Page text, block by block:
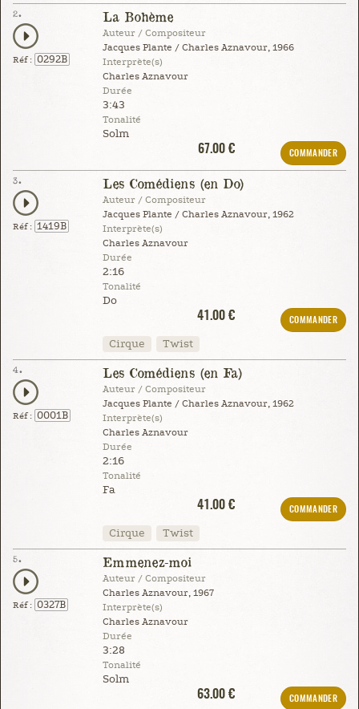
2.
Réf : 0292B
La Bohème
Auteur / Compositeur
Jacques Plante / Charles Aznavour, 1966
Interprète(s)
Charles Aznavour
Durée
3:43
Tonalité
Solm
67.00 €
COMMANDER
3.
Réf : 1419B
Les Comédiens (en Do)
Auteur / Compositeur
Jacques Plante / Charles Aznavour, 1962
Interprète(s)
Charles Aznavour
Durée
2:16
Tonalité
Do
41.00 €
COMMANDER
Cirque Twist
4.
Réf : 0001B
Les Comédiens (en Fa)
Auteur / Compositeur
Jacques Plante / Charles Aznavour, 1962
Interprète(s)
Charles Aznavour
Durée
2:16
Tonalité
Fa
41.00 €
COMMANDER
Cirque Twist
5.
Réf : 0327B
Emmenez-moi
Auteur / Compositeur
Charles Aznavour, 1967
Interprète(s)
Charles Aznavour
Durée
3:28
Tonalité
Solm
63.00 €
COMMANDER